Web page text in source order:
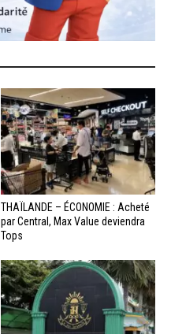
THAÏLANDE – ÉCONOMIE : Acheté
par Central, Max Value deviendra
Tops